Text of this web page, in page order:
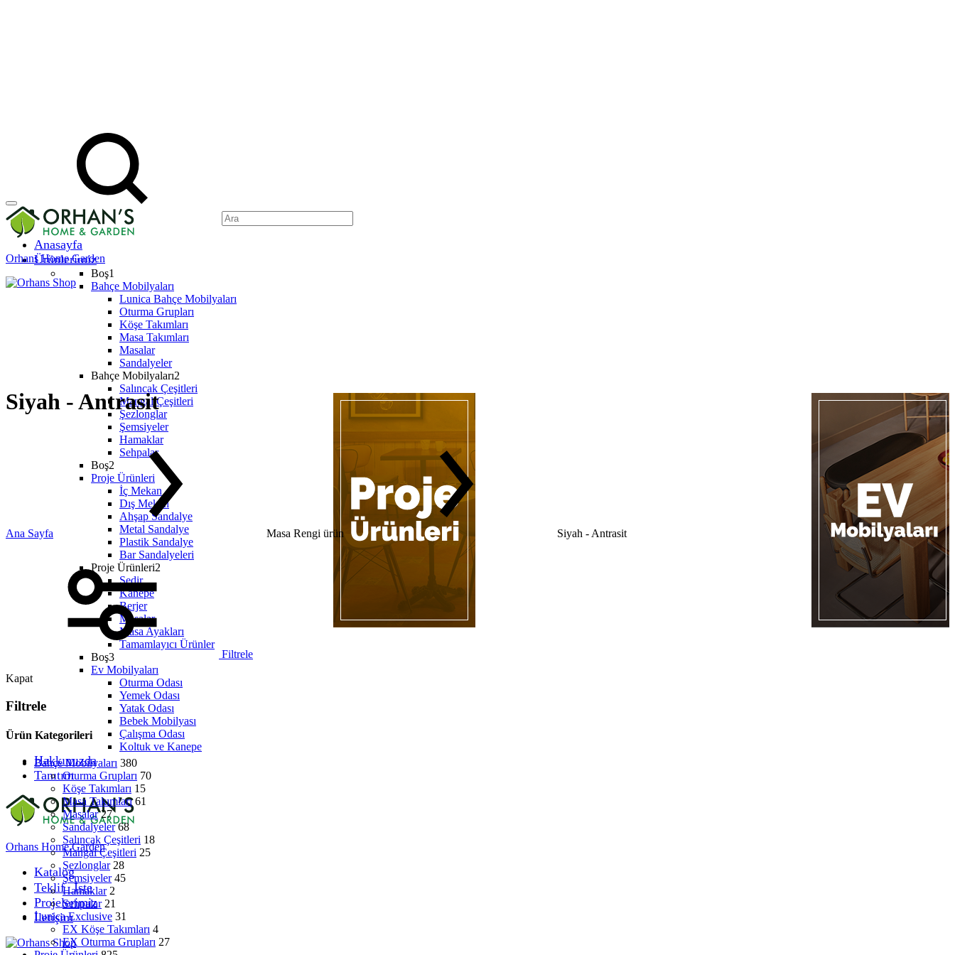
Anasayfa
Ürünlerimiz
Boş1
Bahçe Mobilyaları
Lunica Bahçe Mobilyaları
Oturma Grupları
Köşe Takımları
Masa Takımları
Masalar
Sandalyeler
Bahçe Mobilyaları2
Salıncak Çeşitleri
Mangal Çeşitleri
Şezlonglar
Şemsiyeler
Hamaklar
Sehpalar
Boş2
Proje Ürünleri
İç Mekan
Dış Mekan
Ahşap Sandalye
Metal Sandalye
Plastik Sandalye
Bar Sandalyeleri
Proje Ürünleri2
Sedir
Kanepe
Berjer
Masalar
Masa Ayakları
Tamamlayıcı Ürünler
Boş3
Ev Mobilyaları
Oturma Odası
Yemek Odası
Yatak Odası
Bebek Mobilyası
Çalışma Odası
Koltuk ve Kanepe
Hakkımızda
Tanıtım
Orhans Home Garden
Katalog
Teklif⠀İste
Projelerimiz
İletişim
Orhans Home Garden
Siyah - Antrasit
Ana Sayfa Masa Rengi ürün Siyah - Antrasit
Filtrele
Kapat
Filtrele
Ürün Kategorileri
Bahçe Mobilyaları 380
Oturma Grupları 70
Köşe Takımları 15
Masa Takımları 61
Masalar 27
Sandalyeler 68
Salıncak Çeşitleri 18
Mangal Çeşitleri 25
Şezlonglar 28
Şemsiyeler 45
Hamaklar 2
Sehpalar 21
Lunica Exclusive 31
EX Köşe Takımları 4
EX Oturma Grupları 27